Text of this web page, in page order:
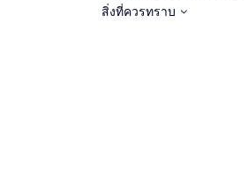
สิ่งที่ควรทราบ